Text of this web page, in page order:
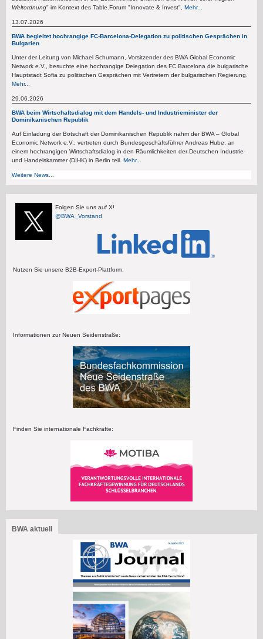
Weltordnung" im Kontext des Table.Forum "Innovate & Invest", Mehr...
13.07.2026
BWA begleitet hochrangige FC-Barcelona-Delegation zu politischen Gesprächen in
Bulgarien
Unter der Leitung von Michael Schumann, Vorsitzender des BWA Global Economic
Network e.V., besuchte eine hochrangige Delegation des FC Barcelona die bulgarische
Hauptstadt Sofia zu politischen Gesprächen mit Vertretern der bulgarischen Regierung.
Mehr...
29.06.2026
BWA beim Wirtschaftsdialog mit dem Handels- und Industrieminister der
Dominikanischen Republik
Auf Einladung der Botschaft der Dominikanischen Republik nahm der BWA – Global
Economic Network e.V., vertreten durch Bundesgeschäftsführer Andreas Hube, an
einem hochrangigen Wirtschaftsdialog in den Räumlichkeiten der Deutschen Industrie-
und Handelskammer (DIHK) in Berlin teil. Mehr...
Weitere News...
Folgen Sie uns auf X!
@BWA_Vorstand
Nutzen Sie unsere B2B-Export-Plattform:
Informationen zur Neuen Seidenstraße:
Finden Sie internationale Fachkräfte:
BWA aktuell